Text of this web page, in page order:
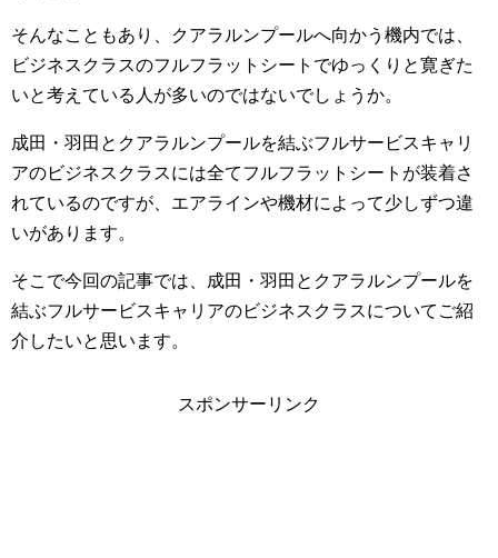
そんなこともあり、クアラルンプールへ向かう機内では、
ビジネスクラスのフルフラットシートでゆっくりと寛ぎた
いと考えている人が多いのではないでしょうか。
成田・羽田とクアラルンプールを結ぶフルサービスキャリ
アのビジネスクラスには全てフルフラットシートが装着さ
れているのですが、エアラインや機材によって少しずつ違
いがあります。
そこで今回の記事では、成田・羽田とクアラルンプールを
結ぶフルサービスキャリアのビジネスクラスについてご紹
介したいと思います。
スポンサーリンク